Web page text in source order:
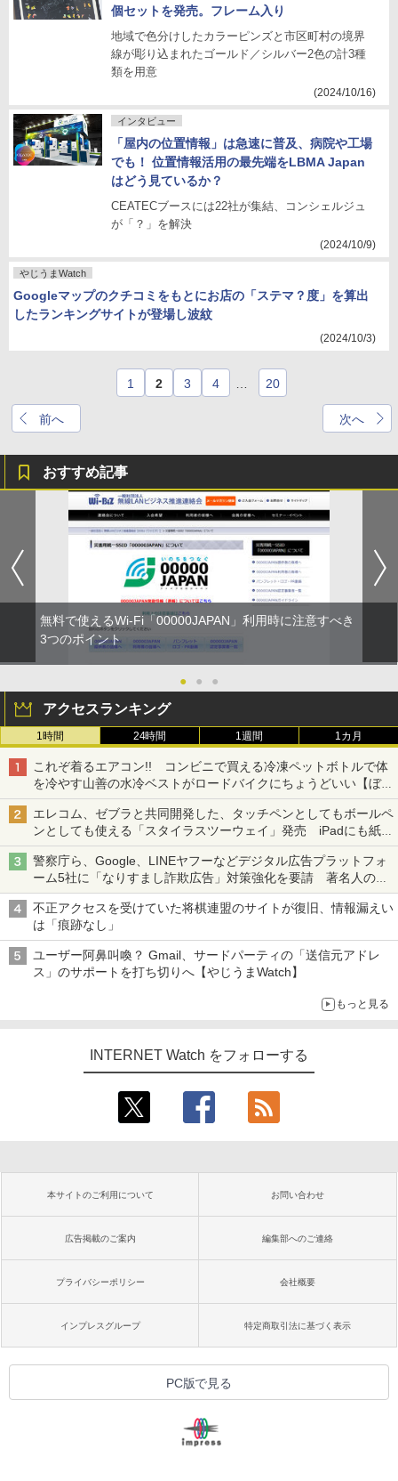
個セットを発売。フレーム入り
地域で色分けしたカラーピンズと市区町村の境界
線が彫り込まれたゴールド／シルバー2色の計3種
類を用意
(2024/10/16)
インタビュー
「屋内の位置情報」は急速に普及、病院や工場
でも！ 位置情報活用の最先端をLBMA Japan
はどう見ているか？
CEATECブースには22社が集結、コンシェルジュ
が「？」を解決
(2024/10/9)
やじうまWatch
Googleマップのクチコミをもとにお店の「ステマ？度」を算出
したランキングサイトが登場し波紋
(2024/10/3)
前へ
1 2 3 4 20
次へ
おすすめ記事
無料で使えるWi-Fi「00000JAPAN」利用時に注意すべき
3つのポイント
● ● ●
アクセスランキング
1時間 24時間 1週間 1カ月
これぞ着るエアコン!! コンビニで買える冷凍ペットボトルで体
を冷やす山善の水冷ベストがロードバイクにちょうどいい【ぼっ
ち・ざ・ろーど！その14】【空いた時間でなにしてる？】
エレコム、ゼブラと共同開発した、タッチペンとしてもボールペ
ンとしても使える「スタイラスツーウェイ」発売 iPadにも紙に
も、持ち替えずに書き込める
警察庁ら、Google、LINEヤフーなどデジタル広告プラットフォ
ーム5社に「なりすまし詐欺広告」対策強化を要請 著名人の写
真や映像を使った投資詐欺などへの対策として
不正アクセスを受けていた将棋連盟のサイトが復旧、情報漏えい
は「痕跡なし」
ユーザー阿鼻叫喚？ Gmail、サードパーティの「送信元アドレ
ス」のサポートを打ち切りへ【やじうまWatch】
もっと見る
INTERNET Watch をフォローする
本サイトのご利用について お問い合わせ
広告掲載のご案内 編集部へのご連絡
プライバシーポリシー 会社概要
インプレスグループ 特定商取引法に基づく表示
PC版で見る